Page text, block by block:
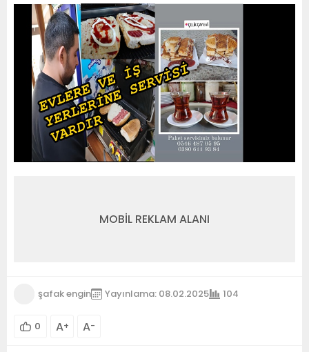
MOBİL REKLAM ALANI
şafak engin Yayınlama: 08.02.2025 104
0 A+ A-